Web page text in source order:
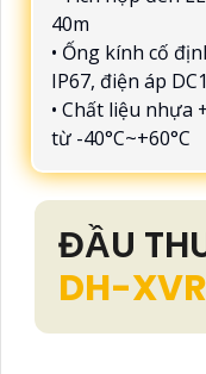
40m
• Ống kính cố
IP67, điện áp
• Chất liệu nhựa
từ -40°C~+60°C
ĐẦU
DH-